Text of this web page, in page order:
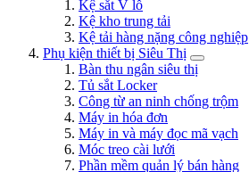
Kệ sắt V lỗ
Kệ kho trung tải
Kệ tải hàng nặng công nghiệp
Phụ kiện thiết bị Siêu Thị
Bàn thu ngân siêu thị
Tủ sắt Locker
Công từ an ninh chống trộm
Máy in hóa đơn
Máy in và máy đọc mã vạch
Móc treo cài lưới
Phần mềm quản lý bán hàng